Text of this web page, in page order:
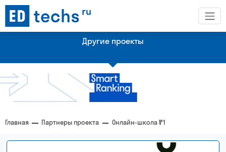
Другие проекты
Главная Партнеры проекта Онлайн-школа №1